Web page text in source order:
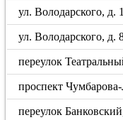
ул. Володарского, д.
ул. Володарского, д.
переулок
проспект
переулок